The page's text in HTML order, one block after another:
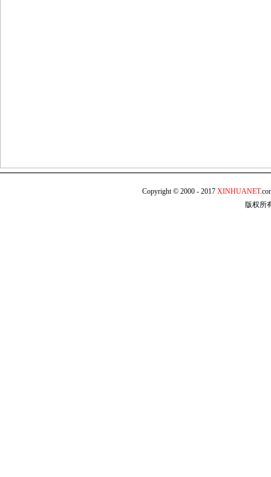
Copyright © 2000 - 2017 XINHUANET
版权所